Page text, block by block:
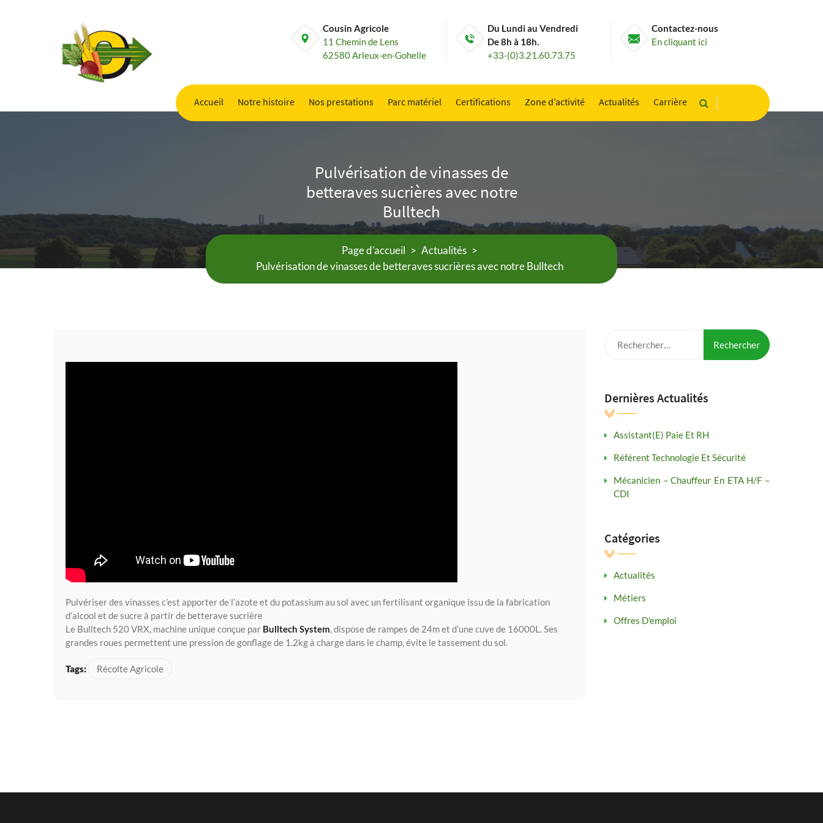
Cousin Agricole
11 Chemin de Lens
62580 Arleux-en-Gohelle
Du Lundi au Vendredi
De 8h à 18h.
+33-(0)3.21.60.73.75
Contactez-nous
En cliquant ici
Accueil Notre histoire Nos prestations Parc matériel Certifications Zone d’activité Actualités Carrière
Pulvérisation de vinasses de
betteraves sucrières avec notre
Bulltech
Page d'accueil > Actualités >
Pulvérisation de vinasses de betteraves sucrières avec notre Bulltech
Pulvériser des vinasses c’est apporter de l’azote et du potassium au sol avec un fertilisant organique issu de la fabrication
d’alcool et de sucre à partir de betterave sucrière
Le Bulltech 520 VRX, machine unique conçue par Bulltech System, dispose de rampes de 24m et d’une cuve de 16000L. Ses
grandes roues permettent une pression de gonflage de 1.2kg à charge dans le champ, évite le tassement du sol.
Tags: Récolte Agricole
Dernières Actualités
Assistant(e) Paie Et RH
Référent Technologie Et Sécurité
Mécanicien – Chauffeur En ETA H/F –
CDI
Catégories
Actualités
Métiers
Offres D'emploi